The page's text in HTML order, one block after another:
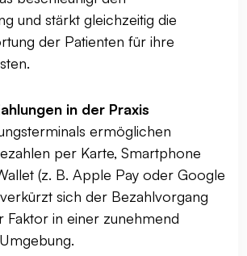
und stärkt gleichzeitig die
der Patienten für ihre
in der Praxis
ermöglichen
per Karte, Smartphone
(z. B. Apple Pay oder Google
sich der Bezahlvorgang
in einer zunehmend